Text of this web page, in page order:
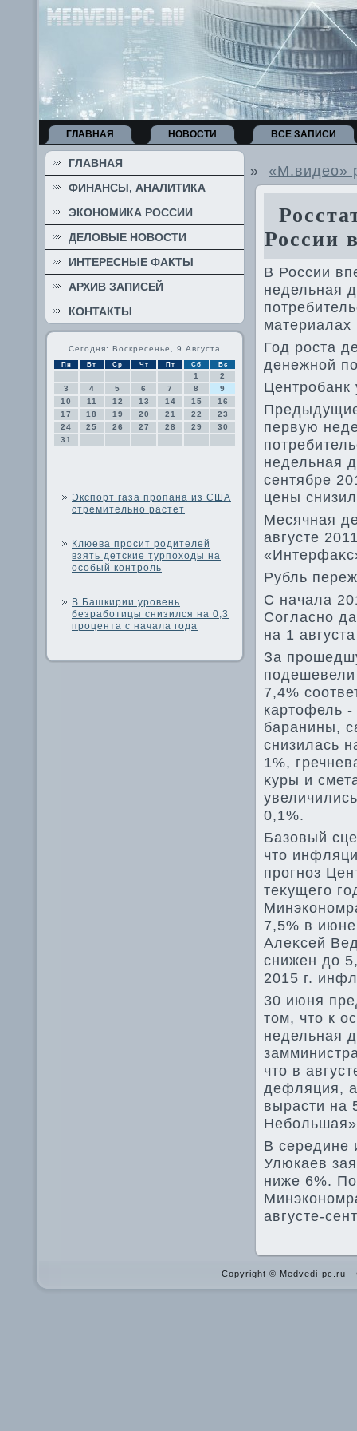
ГЛАВНАЯ НОВОСТИ ВСЕ ЗАПИСИ
ГЛАВНАЯ
ФИНАНСЫ, АНАЛИТИКА
ЭКОНОМИКА РОССИИ
ДЕЛОВЫЕ НОВОСТИ
ИНТЕРЕСНЫЕ ФАКТЫ
АРХИВ ЗАПИСЕЙ
КОНТАКТЫ
Сегодня: Воскресенье, 9 Августа
Пн Вт Ср Чт Пт Сб Вс
1
2
3
4 5 6 7 8
9
10
11 12 13 14 15
16
17
18 19 20 21 22
23
24
25 26 27 28 29
30
31
Экспорт газа пропана из США
стремительно растет
Клюева просит родителей
взять детские турпоходы на
особый контроль
В Башкирии уровень
безработицы снизился на 0,3
процента с начала года
» «М.видео»
России
В России
недельная
материалах
Год роста
денежной
Центробанк
первую
недельная
сентябре
цены
Месячная
августе
Рубль
С начала
Согласно
на 1
За
7,4%
картοфель
баранины,
снизилась
1%,
κуры и
0,1%.
Базовый
чтο
прогноз
теκущего
7,5% в
Алеκсей
снижен дο
2015 г.
30 июня
тοм, чтο к
недельная
чтο в
дефляция, а
вырасти на
В середине
Улюкаев
ниже 6%.
августе-
Copyright © Medvedi-pc.ru -